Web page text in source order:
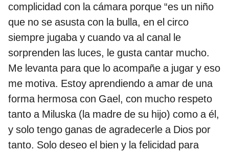
complicidad con la cámara porque “es un niño
que no se asusta con la bulla, en el circo
siempre jugaba y cuando va al canal le
sorprenden las luces, le gusta cantar mucho.
Me levanta para que lo acompañe a jugar y eso
me motiva. Estoy aprendiendo a amar de una
forma hermosa con Gael, con mucho respeto
tanto a Miluska (la madre de su hijo) como a él,
y solo tengo ganas de agradecerle a Dios por
tanto. Solo deseo el bien y la felicidad para